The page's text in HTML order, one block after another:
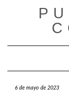
6 de mayo de 2023